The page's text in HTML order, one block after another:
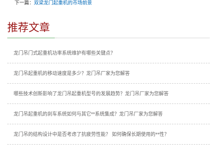
下一篇： 双梁龙门起重机的市场前景
推荐文章
龙门吊门式起重机功率系统维护有哪些关键点？
龙门吊起重机的移动速度是多少？龙门吊厂家为您解答
哪些技术创新影响了龙门吊起重机型号的发展趋势？龙门吊厂家为您解答
龙门吊起重机的刹车系统如何与其它**系统集成？龙门吊厂家为您解答
龙门吊的结构设计中是否考虑了抗疲劳性能？ 如何确保长期使用的**性？